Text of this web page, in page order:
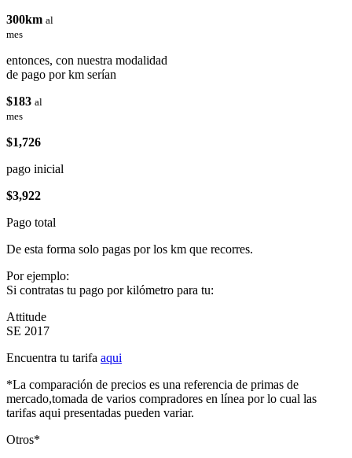
300km al
mes
entonces, con nuestra modalidad
de pago por km serían
$183 al
mes
$1,726
pago inicial
$3,922
Pago total
De esta forma solo pagas por los km que recorres.
Por ejemplo:
Si contratas tu pago por kilómetro para tu:
Attitude
SE 2017
Encuentra tu tarifa aqui
*La comparación de precios es una referencia de primas de
mercado,tomada de varios compradores en línea por lo cual las
tarifas aqui presentadas pueden variar.
Otros*